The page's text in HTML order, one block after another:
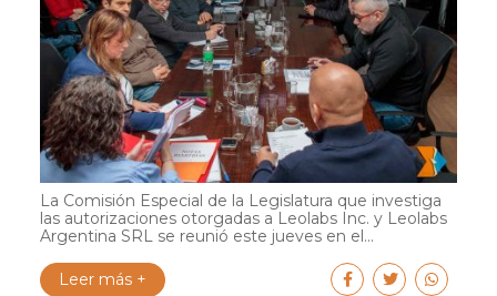
La Comisión Especial de la Legislatura que investiga
las autorizaciones otorgadas a Leolabs Inc. y Leolabs
Argentina SRL se reunió este jueves en el...
Leer más +